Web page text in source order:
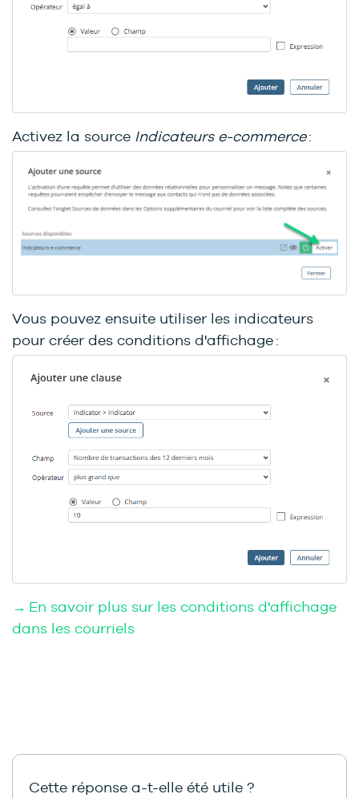
Activez la source Indicateurs e-commerce:
Vous pouvez ensuite utiliser les indicateurs
pour créer des conditions d'affichage :
→ En savoir plus sur les conditions d'affichage
dans les courriels
Cette réponse a-t-elle été utile ?